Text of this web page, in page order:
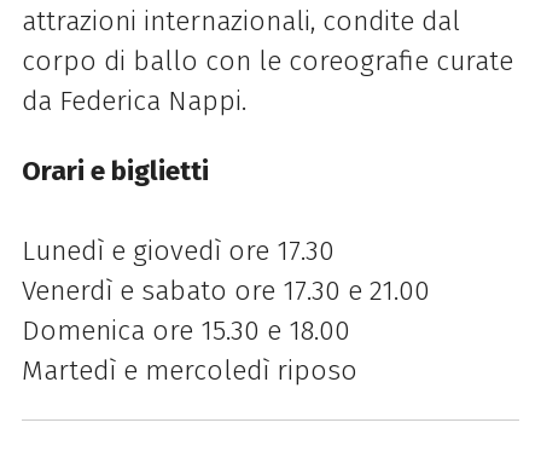
attrazioni internazionali, condite dal
corpo di ballo con le coreografie curate
da Federica Nappi.
Orari e biglietti
Lunedì e giovedì ore 17.30
Venerdì e sabato ore 17.30 e 21.00
Domenica ore 15.30 e 18.00
Martedì e mercoledì riposo